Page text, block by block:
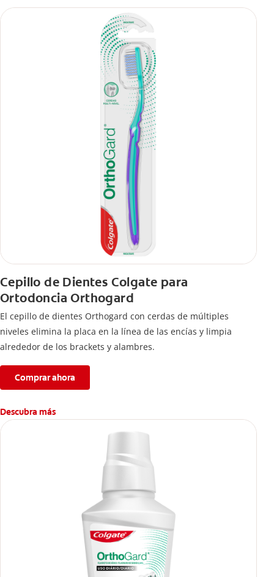
Cepillo de Dientes Colgate para
Ortodoncia Orthogard
El cepillo de dientes Orthogard con cerdas de múltiples
niveles elimina la placa en la línea de las encías y limpia
alrededor de los brackets y alambres.
Comprar ahora
Descubra más